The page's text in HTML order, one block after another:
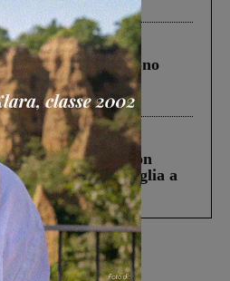
in A1 in cui morirono
Lo schianto, il
fra tir....
di Castiglion
aveva ucciso la figlia a